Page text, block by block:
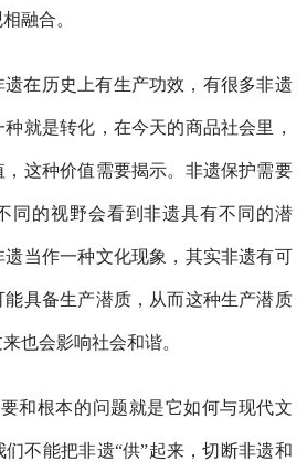
融合。
在历史上有生产功效，有很多非遗
就是转化，在今天的商品社会里，
这种价值需要揭示。非遗保护需要
同的视野会看到非遗具有不同的潜
当作一种文化现象，其实非遗有可
具备生产潜质，从而这种生产潜质
也会影响社会和谐。
和根本的问题就是它如何与现代文
不能把非遗“供”起来，切断非遗和